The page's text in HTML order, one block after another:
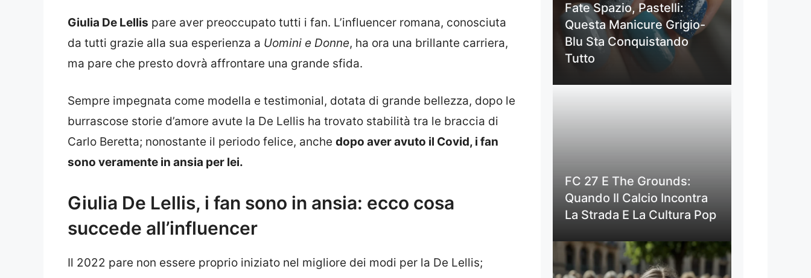
Giulia De Lellis pare aver preoccupato tutti i fan. L’influencer romana, conosciuta
da tutti grazie alla sua esperienza a Uomini e Donne, ha ora una brillante carriera,
ma pare che presto dovrà affrontare una grande sfida.
Sempre impegnata come modella e testimonial, dotata di grande bellezza, dopo le
burrascose storie d’amore avute la De Lellis ha trovato stabilità tra le braccia di
Carlo Beretta; nonostante il periodo felice, anche dopo aver avuto il Covid, i fan
sono veramente in ansia per lei.
Giulia De Lellis, i fan sono in ansia: ecco cosa
succede all’influencer
Il 2022 pare non essere proprio iniziato nel migliore dei modi per la De Lellis;
Fate Spazio, Pastelli:
Questa Manicure Grigio-
Blu Sta Conquistando
Tutto
FC 27 E The Grounds:
Quando Il Calcio Incontra
La Strada E La Cultura Pop